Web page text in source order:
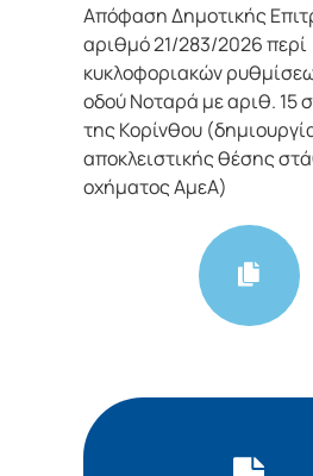
Απόφαση Δημοτικής
αριθμό 21/283/2026 περί
κυκλοφοριακών
οδού Νοταρά με αριθ. 15
της Κορίνθου
αποκλειστικής θέσης
οχήματος ΑμεΑ)